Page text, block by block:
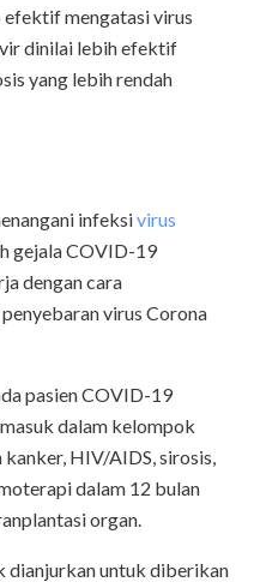
mengatasi virus
dinilai lebih efektif
yang lebih rendah
infeksivirus
gejala COVID-19
dengan cara
virus Corona
pasien COVID-19
dalam kelompok
HIV/AIDS, sirosis,
dalam 12 bulan
organ.
dianjurkan untuk diberikan